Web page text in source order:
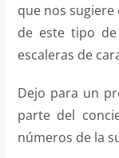
que nos
de este tipo de
escaleras de
Dejo para un
parte del
números de la